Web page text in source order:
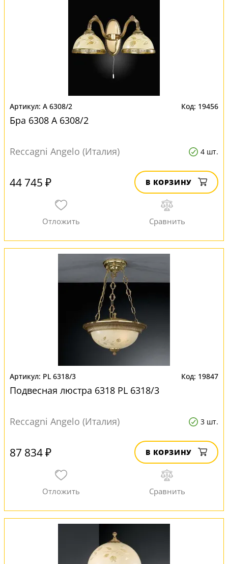
A 6308/2 19456
Бра 6308 A 6308/2
Reccagni Angelo (Италия) 4 шт.
44 745 ₽ В КОРЗИНУ
PL 6318/3 19847
Подвесная люстра 6318 PL 6318/3
Reccagni Angelo (Италия) 3 шт.
87 834 ₽ В КОРЗИНУ